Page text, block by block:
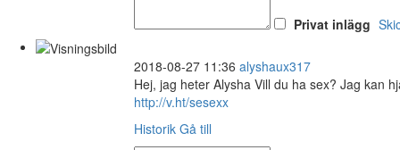
Privat inlägg
2018-08-27 11:36 alyshaux317
Hej, jag heter Alysha Vill du ha sex? Jag kan
http://v.ht/sesexx
Historik Gå till